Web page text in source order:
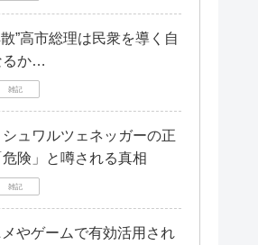
料トライアルを利用したこ
場合は？
”高市総理は民衆を導く自
るか…
雑記
ュワルツェネッガーの正
険」と噂される真相
雑記
やゲームで有効活用され